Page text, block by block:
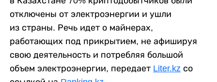
отключены от электроэнергии и ушли
из страны. Речь идет о майнерах,
работающих под прикрытием, не афишируя
свою деятельность и потребляя большой
объем электроэнергии, передает Liter.kz со